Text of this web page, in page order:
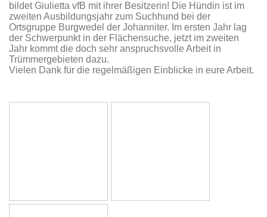
bildet Giulietta vfB mit ihrer Besitzerin! Die Hündin ist im
zweiten Ausbildungsjahr zum Suchhund bei der
Ortsgruppe Burgwedel der Johanniter. Im ersten Jahr lag
der Schwerpunkt in der Flächensuche, jetzt im zweiten
Jahr kommt die doch sehr anspruchsvolle Arbeit in
Trümmergebieten dazu.
Vielen Dank für die regelmäßigen Einblicke in eure Arbeit.